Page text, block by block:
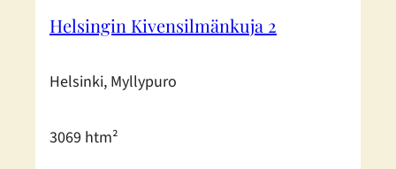
Helsingin Kivensilmänkuja 2
Helsinki, Myllypuro
3069 htm²